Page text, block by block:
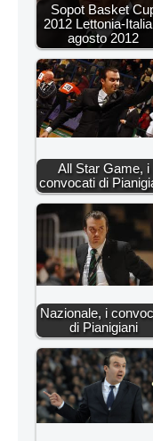
Sopot Basket
2012 Lettonia-
agosto 2012
All Star Game, i
convocati di
Nazionale, i
di Pianigiani